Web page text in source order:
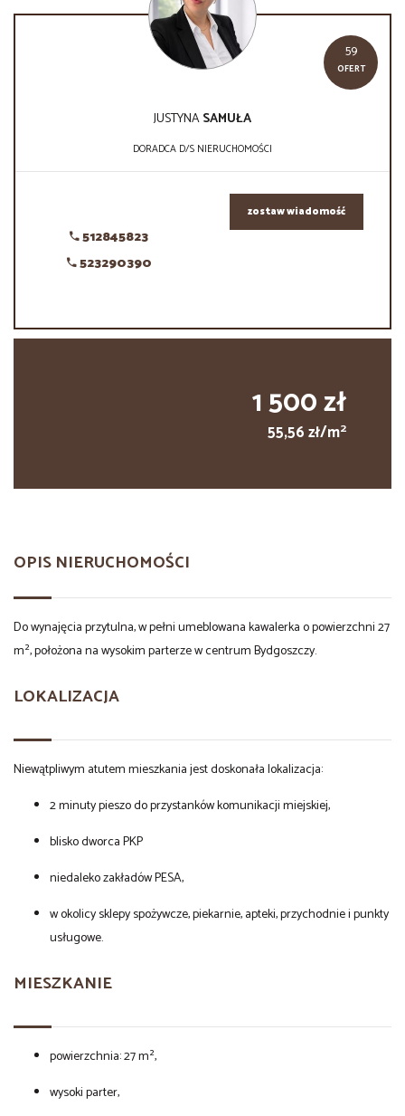
59
OFERT
JUSTYNASAMUŁA
DORADCA D/S NIERUCHOMOŚCI
512845823
523290390
zostaw wiadomość
1 500 zł
55,56 zł/m2
OPIS NIERUCHOMOŚCI
Do wynajęcia przytulna, w pełni umeblowana kawalerka o powierzchni 27
m², położona na wysokim parterze w centrum Bydgoszczy.
LOKALIZACJA
Niewątpliwym atutem mieszkania jest doskonała lokalizacja:
2 minuty pieszo do przystanków komunikacji miejskiej,
blisko dworca PKP
niedaleko zakładów PESA,
w okolicy sklepy spożywcze, piekarnie, apteki, przychodnie i punkty
usługowe.
MIESZKANIE
powierzchnia: 27 m²,
wysoki parter,